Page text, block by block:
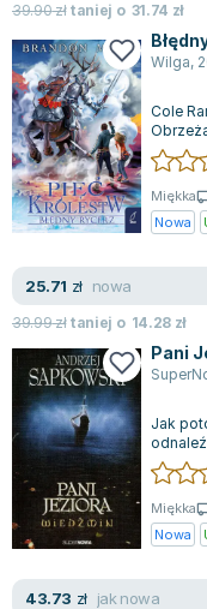
39.90złtaniej o 31.74 zł
Wilga,
Cole
Miękka
Nowa
25.71 zł nowa
39.99złtaniej o 14.28 zł
Pani
Jak
Miękka
Nowa
43.73 zł jak nowa